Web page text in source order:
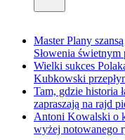
Master Plany
Słowenia świetnym
Wielki sukces
Kubkowski
Tam, gdzie historia
zapraszają na rajd
Antoni Kowalski o
wyżej notowanego